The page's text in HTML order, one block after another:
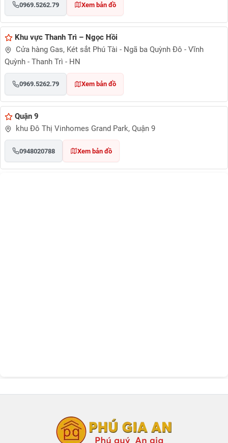
0969.5262.79 Xem bản đồ
Khu vực Thanh Trì – Ngọc Hồi
Cửa hàng Gas, Két sắt Phú Tài - Ngã ba Quỳnh Đô - Vĩnh
Quỳnh - Thanh Trì - HN
0969.5262.79 Xem bản đồ
Quận 9
khu Đô Thị Vinhomes Grand Park, Quận 9
0948020788 Xem bản đồ